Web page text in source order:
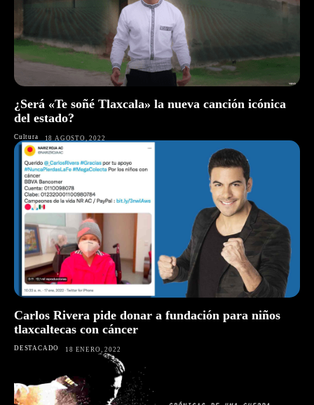
¿Será «Te soñé Tlaxcala» la nueva canción icónica
del estado?
Cultura 18 AGOSTO, 2022
Carlos Rivera pide donar a fundación para niños
tlaxcaltecas con cáncer
DESTACADO 18 ENERO, 2022